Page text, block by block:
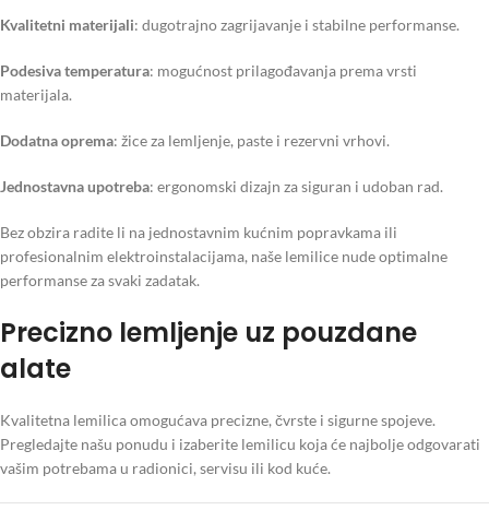
Kvalitetni materijali: dugotrajno zagrijavanje i stabilne performanse.
Podesiva temperatura: mogućnost prilagođavanja prema vrsti
materijala.
Dodatna oprema: žice za lemljenje, paste i rezervni vrhovi.
Jednostavna upotreba: ergonomski dizajn za siguran i udoban rad.
Bez obzira radite li na jednostavnim kućnim popravkama ili
profesionalnim elektroinstalacijama, naše lemilice nude optimalne
performanse za svaki zadatak.
Precizno lemljenje uz pouzdane
alate
Kvalitetna lemilica omogućava precizne, čvrste i sigurne spojeve.
Pregledajte našu ponudu i izaberite lemilicu koja će najbolje odgovarati
vašim potrebama u radionici, servisu ili kod kuće.